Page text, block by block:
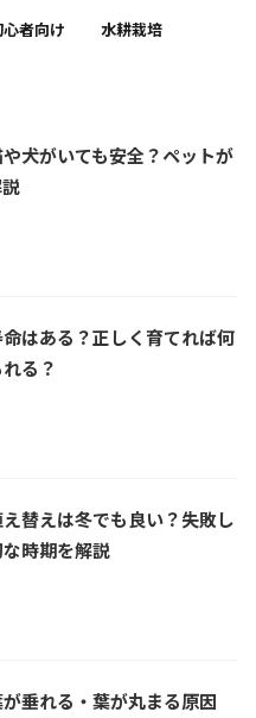
者向け 水耕栽培
犬がいても安全？ペットが
はある？正しく育てれば何
る？
替えは冬でも良い？失敗し
時期を解説
垂れる・葉が丸まる原因